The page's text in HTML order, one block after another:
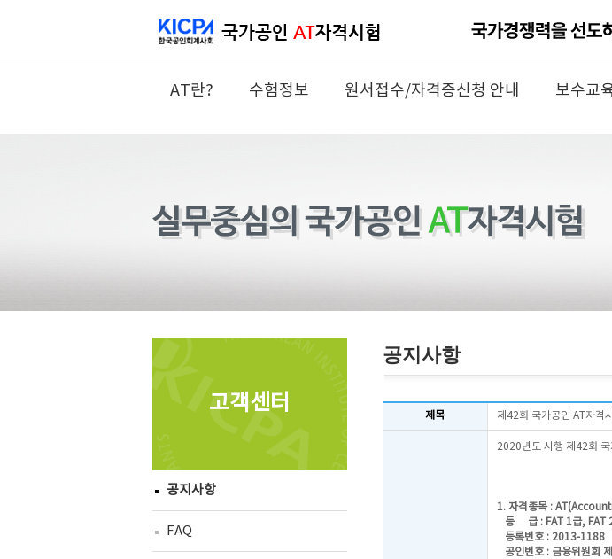
AT란? 수험정보 원서접수/자격증신청 안내 보수교
고객센터
공지사항
FAQ
공지사항
제목 제42회 국가공인 AT자격
2020년도 시행 제42회 국
1. 자격종목 :
등 급 : FAT 1급, FAT
등록번호 : 2013-1188
공인번호 : 금융위원회